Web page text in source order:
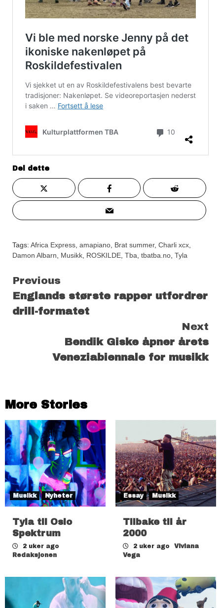
Del dette
Tags: Africa Express, amapiano, Brat summer, Charli xcx,
Damon Albarn, Musikk, ROSKILDE, Tba, tbatba.no, Tyla
Continue
Reading
Previous
Englands største rapper utfordrer
drill-formatet
Next
Bendik Giske åpner årets
Veneziabiennale for musikk
More Stories
Musikk Nyheter
Tyla til Oslo
Spektrum
2 uker ago
Redaksjonen
Essay Musikk
Tilbake til år
2000
2 uker ago
Viviana
Vega